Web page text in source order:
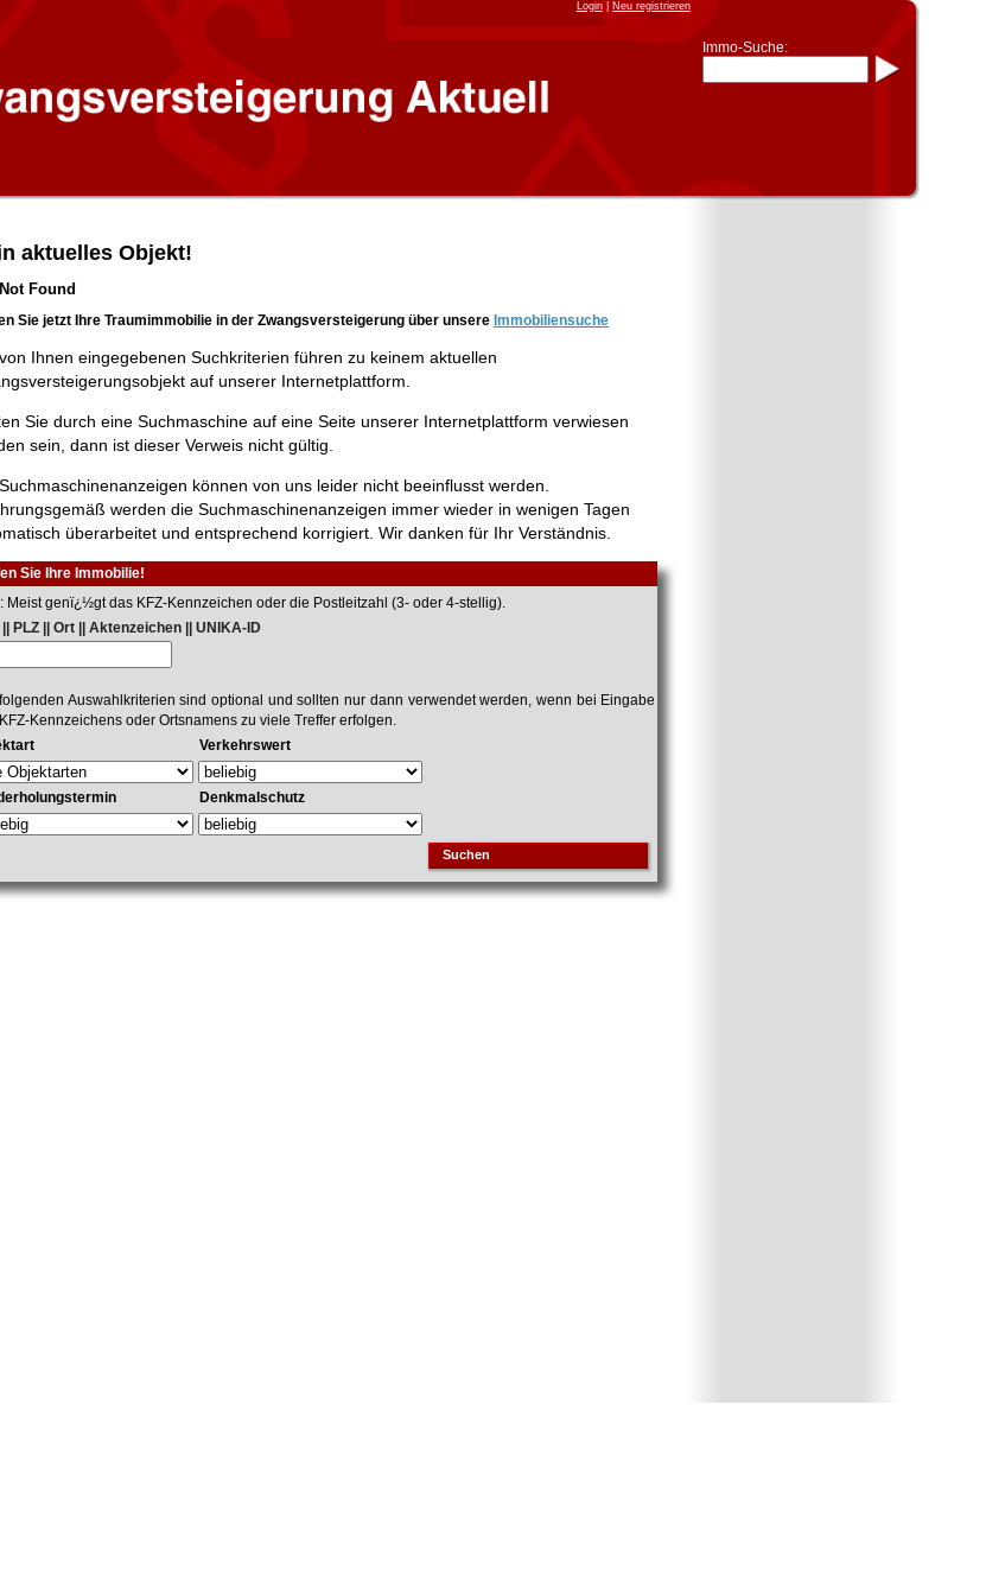
Login| Neu registrieren
Immo-Suche:
aktuelles Objekt!
Found
Sie jetzt Ihre Traumimmobilie in der Zwangsversteigerung über unsereImmobiliensuche
Ihnen eingegebenen Suchkriterien führen zu keinem aktuellen
auf unserer Internetplattform.
Sie durch eine Suchmaschine auf eine Seite unserer Internetplattform verwiesen
sein, dann ist dieser Verweis nicht gültig.
können von uns leider nicht beeinflusst werden.
werden die Suchmaschinenanzeigen immer wieder in wenigen Tagen
überarbeitet und entsprechend korrigiert. Wir danken für Ihr Verständnis.
Sie Ihre Immobilie!
Meist genï¿½gt das KFZ-Kennzeichen oder die Postleitzahl (3- oder 4-stellig).
|| PLZ || Ort || Aktenzeichen || UNIKA-ID
Auswahlkriterien sind optional und sollten nur dann verwendet werden, wenn bei Eingabe
Kennzeichens oder Ortsnamens zu viele Treffer erfolgen.
Verkehrswert
Denkmalschutz
Suchen